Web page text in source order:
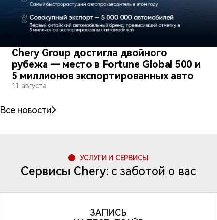
Chery Group достигла двойного
рубежа — место в Fortune Global 500 и
5 миллионов экспортированных авто
11 августа
Все новости
УСЛУГИ И СЕРВИСЫ
Сервисы Chery: с заботой о вас
ЗАПИСЬ